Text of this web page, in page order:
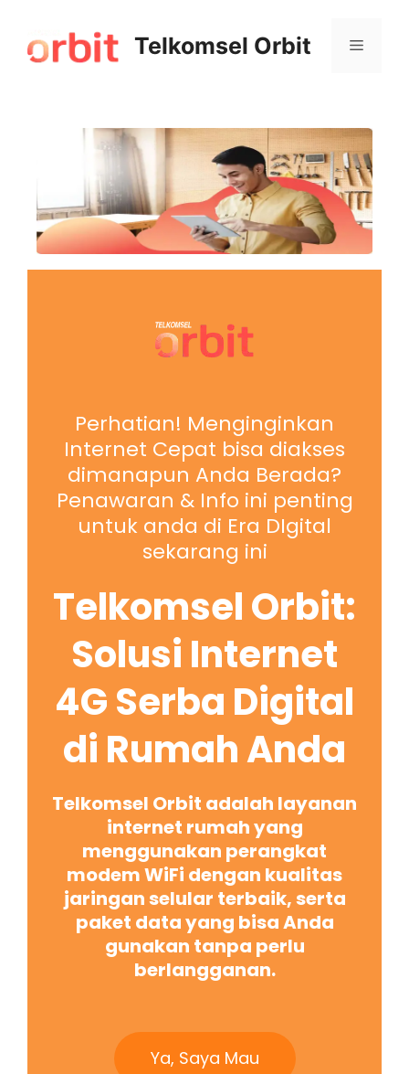
Telkomsel Orbit
Perhatian! Menginginkan
Internet Cepat bisa diakses
dimanapun Anda Berada?
Penawaran & Info ini penting
untuk anda di Era DIgital
sekarang ini
Telkomsel Orbit:
Solusi Internet
4G Serba Digital
di Rumah Anda
Telkomsel Orbit adalah layanan
internet rumah yang
menggunakan perangkat
modem WiFi dengan kualitas
jaringan selular terbaik, serta
paket data yang bisa Anda
gunakan tanpa perlu
berlangganan.
Ya, Saya Mau